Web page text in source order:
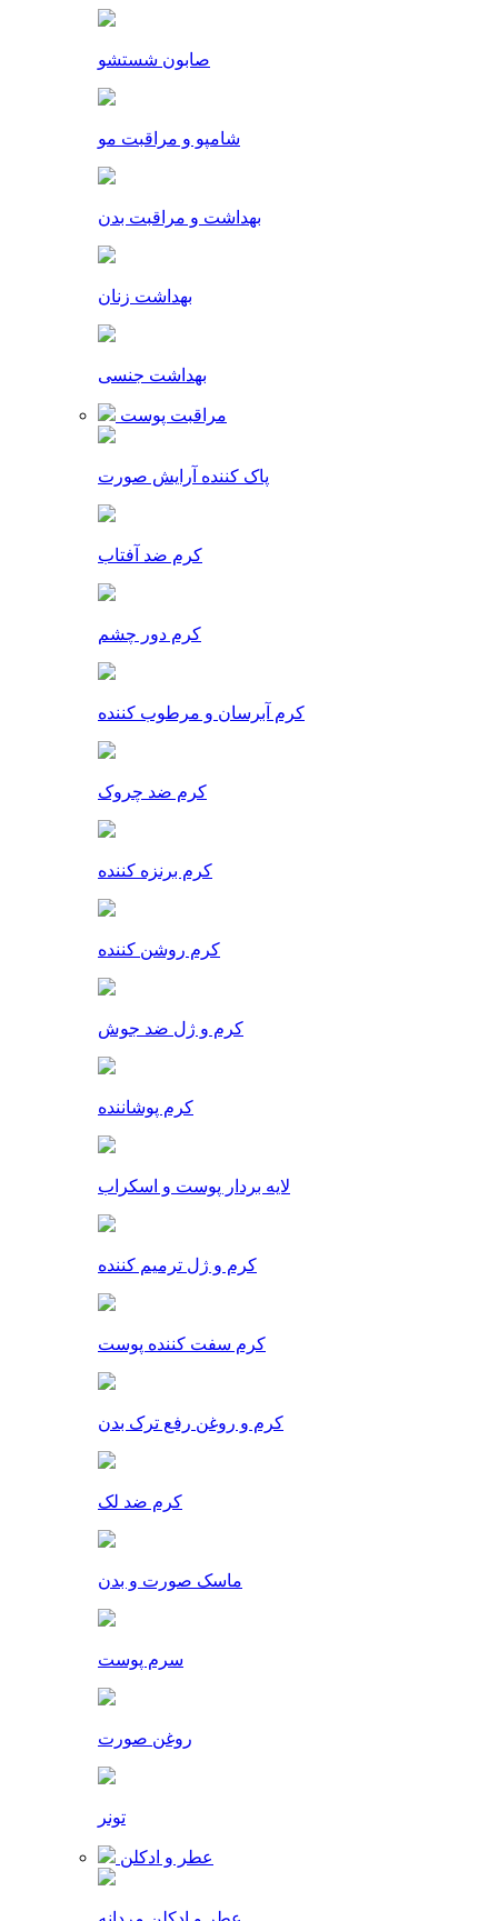
صابون شستشو
شامپو و مراقبت مو
بهداشت و مراقبت بدن
بهداشت زنان
بهداشت جنسی
مراقبت پوست
پاک کننده آرایش صورت
کرم ضد آفتاب
کرم دور چشم
کرم آبرسان و مرطوب کننده
کرم ضد چروک
کرم برنزه کننده
کرم روشن کننده
کرم و ژل ضد جوش
کرم پوشاننده
لایه بردار پوست و اسکراب
کرم و ژل ترمیم کننده
کرم سفت کننده پوست
کرم و روغن رفع ترک بدن
کرم ضد لک
ماسک صورت و بدن
سرم پوست
روغن صورت
تونر
عطر و ادکلن